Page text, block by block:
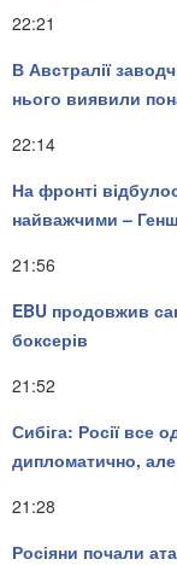
22:21
В Австралії
нього виявили
22:14
На фронті
найважчими –
21:56
EBU продовжив
боксерів
21:52
Сибіга: Росії все
дипломатично,
21:28
Росіяни почали